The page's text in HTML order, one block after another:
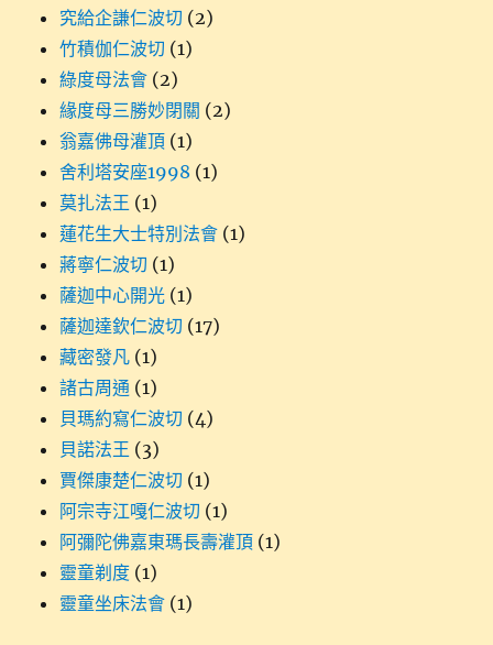
究給企謙仁波切 (2)
竹積伽仁波切 (1)
綠度母法會 (2)
緣度母三勝妙閉關 (2)
翁嘉佛母灌頂 (1)
舍利塔安座1998 (1)
莫扎法王 (1)
蓮花生大士特別法會 (1)
蔣寧仁波切 (1)
薩迦中心開光 (1)
薩迦達欽仁波切 (17)
藏密發凡 (1)
諸古周通 (1)
貝瑪約寫仁波切 (4)
貝諾法王 (3)
賈傑康楚仁波切 (1)
阿宗寺江嘎仁波切 (1)
阿彌陀佛嘉東瑪長壽灌頂 (1)
靈童剃度 (1)
靈童坐床法會 (1)